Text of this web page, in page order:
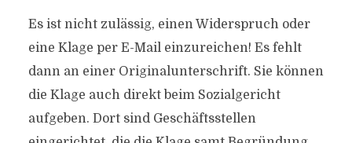
Es ist nicht zulässig, einen Widerspruch oder
eine Klage per E-Mail einzureichen! Es fehlt
dann an einer Originalunterschrift. Sie können
die Klage auch direkt beim Sozialgericht
aufgeben. Dort sind Geschäftsstellen